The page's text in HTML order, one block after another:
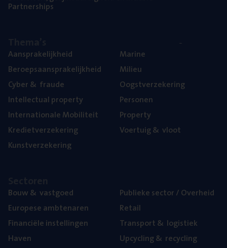
Part­ner­ships
Aan­spra­ke­lijk­heid
Beroeps­aan­spra­ke­lijk­heid
Cyber& fraude
Intel­lec­tu­al property
Inter­na­ti­o­na­le Mobiliteit
Kre­diet­ver­ze­ke­ring
Kunst­ver­ze­ke­ring
Mari­ne
Mili­eu
Oogst­ver­ze­ke­ring
Per­so­nen
Pro­per­ty
Voer­tuig& vloot
Bouw& vastgoed
Euro­pe­se ambtenaren
Finan­ci­ë­le instellingen
Haven
Publie­ke sec­tor / Overheid
Retail
Trans­port& logistiek
Upcy­cling& recycling